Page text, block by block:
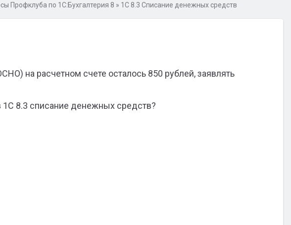
Профклуба по 1С:Бухгалтерия 8 » 1С 8.3 Списание денежных средств
на расчетном счете осталось 850 рублей, заявлять
1С 8.3 списание денежных средств?